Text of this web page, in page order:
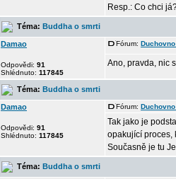
Resp.: Co chci
Téma: Buddha o smrti
Damao
Odpovědi: 91
Shlédnuto: 117845
Fórum:
Ano, pravda, nic
Téma: Buddha o smrti
Damao
Odpovědi: 91
Shlédnuto: 117845
Fórum:
Tak jako je
opakující proces,
Současně je tu
Téma: Buddha o smrti